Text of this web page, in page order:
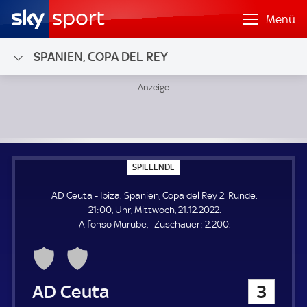
Menü
SPANIEN, COPA DEL REY
SPIELENDE
P
E
L
E
N
AD Ceuta - Ibiza. Spanien, Copa del Rey 2. Runde.
21:00, Uhr, Mittwoch, 21.12.2022.
Alfonso Murube
Zuschauer: Z
2.200.
AD Ceuta 3